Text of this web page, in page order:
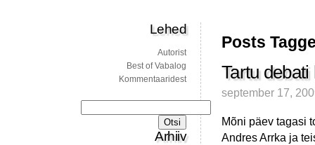
Posts
Tartu
september 17,
Mõni päev tagasi
Andres Arrka ja
Lehed
Autorist
Best of Vabalog
Kommentaaridest
Arhiiv